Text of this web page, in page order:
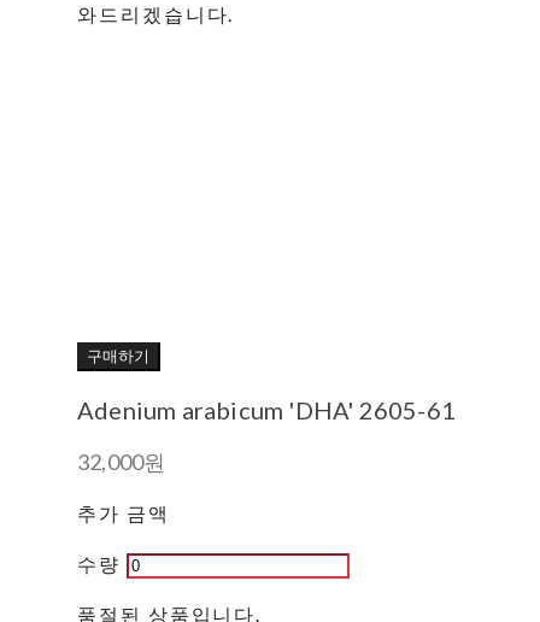
와드리겠습니다.
구매하기
Adenium arabicum 'DHA' 2605-61
32,000원
추가 금액
수량
품절된 상품입니다.